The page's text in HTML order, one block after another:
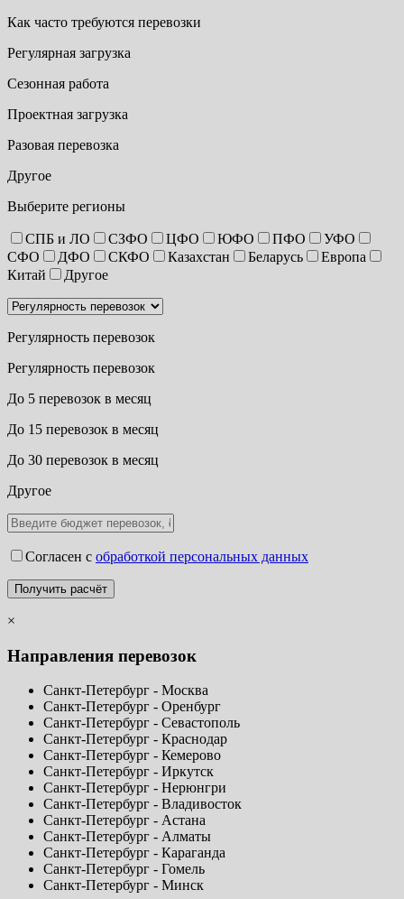
Как часто требуются перевозки
Регулярная загрузка
Сезонная работа
Проектная загрузка
Разовая перевозка
Другое
Выберите регионы
СПБ и ЛО СЗФО ЦФО ЮФО ПФО
УФО
СФО
ДФО СКФО Казахстан Беларусь
Европа
Китай
Другое
Регулярность перевозок
Регулярность перевозок
До 5 перевозок в месяц
До 15 перевозок в месяц
До 30 перевозок в месяц
Другое
Согласен с обработкой персональных данных
×
Направления перевозок
Санкт-Петербург - Москва
Санкт-Петербург - Оренбург
Санкт-Петербург - Севастополь
Санкт-Петербург - Краснодар
Санкт-Петербург - Кемерово
Санкт-Петербург - Иркутск
Санкт-Петербург - Нерюнгри
Санкт-Петербург - Владивосток
Санкт-Петербург - Астана
Санкт-Петербург - Алматы
Санкт-Петербург - Караганда
Санкт-Петербург - Гомель
Санкт-Петербург - Минск